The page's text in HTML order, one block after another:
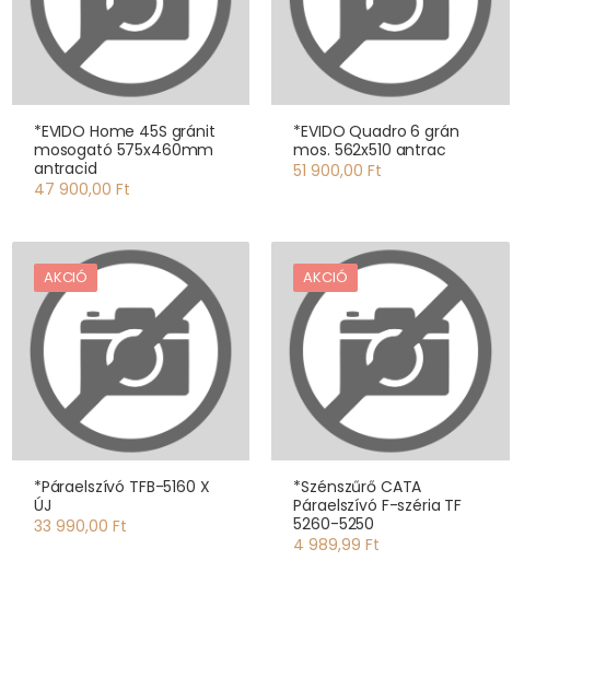
*EVIDO Home 45S gránit
mosogató 575x460mm
antracid
47 900,00 Ft
*EVIDO Quadro 6 grán
mos. 562x510 antrac
51 900,00 Ft
AKCIÓ
*Páraelszívó TFB-5160 X
ÚJ
33 990,00 Ft
AKCIÓ
*Szénszűrő CATA
Páraelszívó F-széria TF
5260-5250
4 989,99 Ft